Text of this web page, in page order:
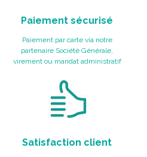
Paiement sécurisé
Paiement par carte via notre
partenaire Société Générale,
virement ou mandat administratif
Satisfaction client